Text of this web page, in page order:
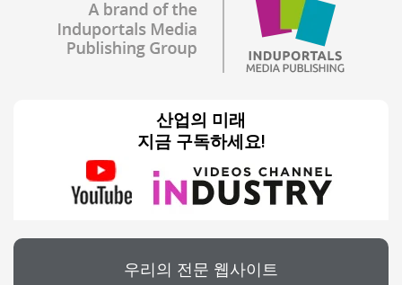
산업의 미래
지금 구독하세요!
우리의 전문 웹사이트